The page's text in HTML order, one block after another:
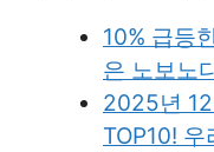
10% 급등
은 노보노
2025년
TOP10!